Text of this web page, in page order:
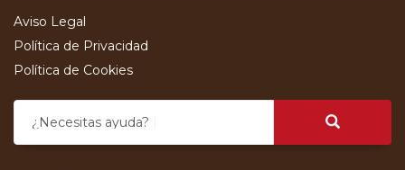
Aviso Legal
Política de Privacidad
Política de Cookies
¿Necesitas ayuda?